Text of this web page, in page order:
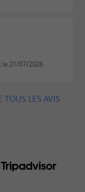
21/07/2026
TOUS LES AVIS